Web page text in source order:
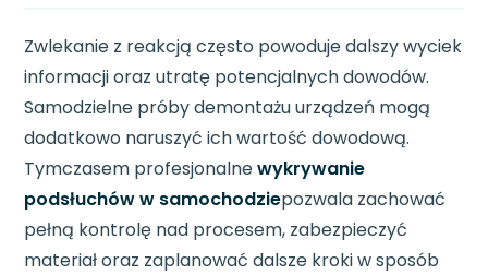
Zwlekanie z reakcją często powoduje dalszy wyciek
informacji oraz utratę potencjalnych dowodów.
Samodzielne próby demontażu urządzeń mogą
dodatkowo naruszyć ich wartość dowodową.
Tymczasem profesjonalnewykrywanie
podsłuchów w samochodziepozwala zachować
pełną kontrolę nad procesem, zabezpieczyć
materiał oraz zaplanować dalsze kroki w sposób